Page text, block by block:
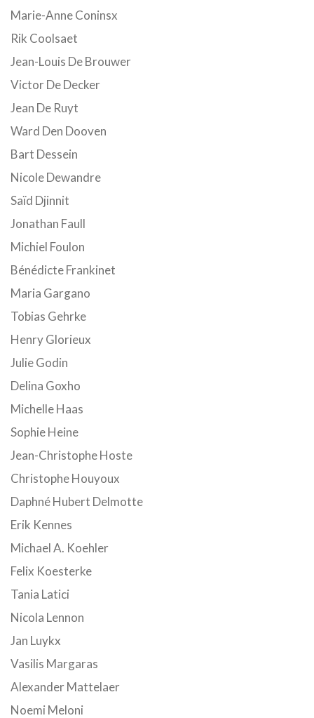
Marie-Anne Coninsx
Rik Coolsaet
Jean-Louis De Brouwer
Victor De Decker
Jean De Ruyt
Ward Den Dooven
Bart Dessein
Nicole Dewandre
Saïd Djinnit
Jonathan Faull
Michiel Foulon
Bénédicte Frankinet
Maria Gargano
Tobias Gehrke
Henry Glorieux
Julie Godin
Delina Goxho
Michelle Haas
Sophie Heine
Jean-Christophe Hoste
Christophe Houyoux
Daphné Hubert Delmotte
Erik Kennes
Michael A. Koehler
Felix Koesterke
Tania Latici
Nicola Lennon
Jan Luykx
Vasilis Margaras
Alexander Mattelaer
Noemi Meloni